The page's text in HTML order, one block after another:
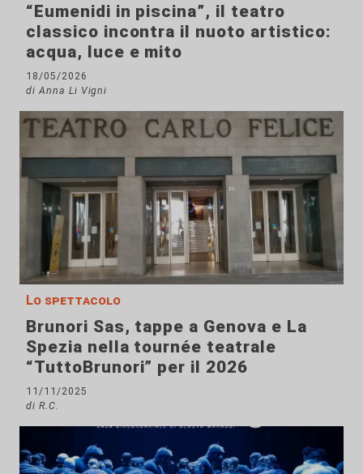
“Eumenidi in piscina”, il teatro
classico incontra il nuoto artistico:
acqua, luce e mito
18/05/2026
di Anna Li Vigni
Lo spettacolo
Brunori Sas, tappe a Genova e La
Spezia nella tournée teatrale
“TuttoBrunori” per il 2026
11/11/2025
di R.C.